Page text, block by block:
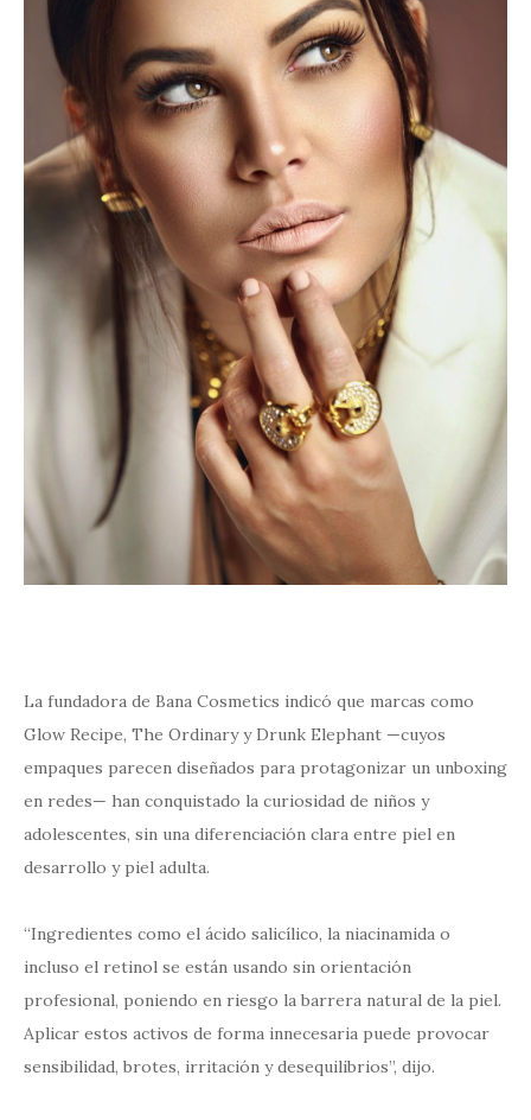
La fundadora de Bana Cosmetics indicó que marcas como
Glow Recipe, The Ordinary y Drunk Elephant —cuyos
empaques parecen diseñados para protagonizar un unboxing
en redes— han conquistado la curiosidad de niños y
adolescentes, sin una diferenciación clara entre piel en
desarrollo y piel adulta.
“Ingredientes como el ácido salicílico, la niacinamida o
incluso el retinol se están usando sin orientación
profesional, poniendo en riesgo la barrera natural de la piel.
Aplicar estos activos de forma innecesaria puede provocar
sensibilidad, brotes, irritación y desequilibrios”, dijo.